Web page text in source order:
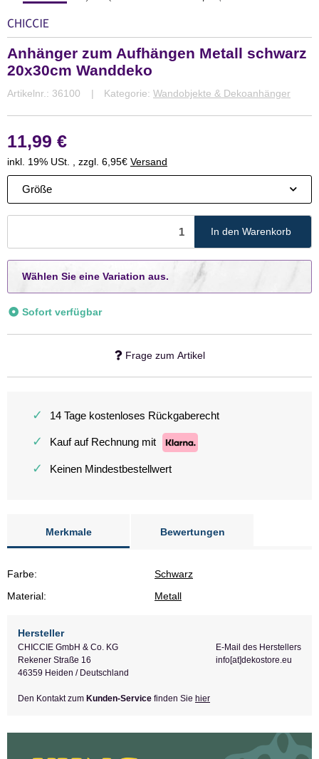
Anhänger zum Aufhängen Metall schwarz
20x30cm Wanddeko
Artikelnr.: 36100 Kategorie: Wandobjekte & Dekoanhänger
11,99 €
inkl. 19% USt. , zzgl. 6,95€ Versand
Größe
In den Warenkorb
x
Wählen Sie eine Variation aus.
Sofort verfügbar
Frage zum Artikel
✓ 14 Tage kostenloses Rückgaberecht
✓ Kauf auf Rechnung mit
✓ Keinen Mindestbestellwert
Merkmale Bewertungen
Farbe:
Schwarz
Material:
Metall
Hersteller
CHICCIE GmbH & Co. KG
Rekener Straße 16
46359 Heiden / Deutschland
E-Mail des Herstellers
info[at]dekostore.eu
Den Kontakt zum Kunden-Service finden Sie hier